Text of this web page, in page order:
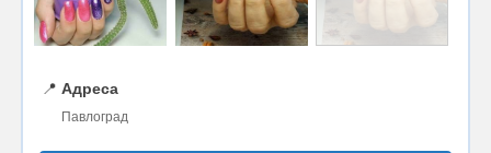
📍 Адреса
Павлоград